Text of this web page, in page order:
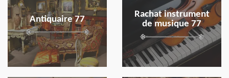
Antiquaire 77
Rachat instrument
de musique 77